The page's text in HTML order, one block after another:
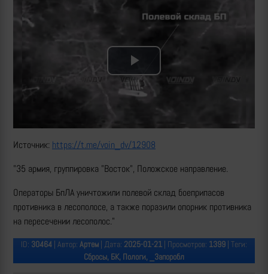
Play
Video
Источник: https://t.me/voin_dv/12908
"35 армия, группировка "Восток", Положское направление.
Операторы БпЛА уничтожили полевой склад боеприпасов
противника в лесополосе, а также поразили опорник противника
на пересечении лесополос."
ID: 30464 | Автор: Артем | Дата: 2025-01-21 | Просмотров: 1399 | Теги:
Сбросы, БК, Пологи, _Запоробл